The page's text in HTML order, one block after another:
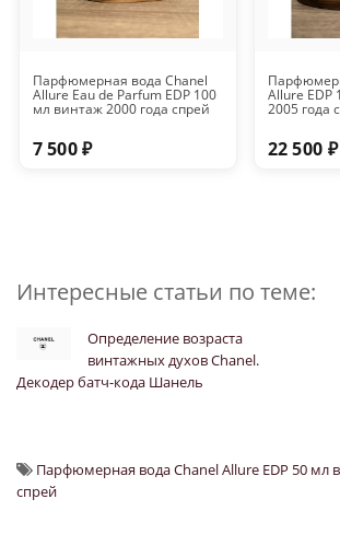
Парфюмерная вода Chanel
Allure Eau de Parfum EDP 100
мл винтаж 2000 года спрей
7 500 ₽
Allure EDP
2005 года
22 500 ₽
Интересные статьи по теме:
Определение возраста
винтажных духов Chanel.
Декодер батч-кода Шанель
Парфюмерная вода Chanel Allure EDP 50 мл
спрей